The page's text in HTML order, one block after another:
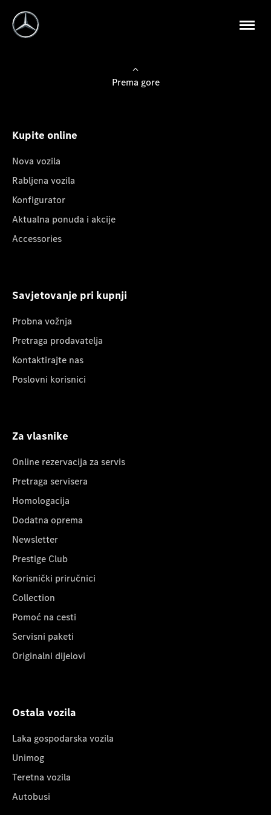
Prema gore
Kupite online
Nova vozila
Rabljena vozila
Konfigurator
Aktualna ponuda i akcije
Accessories
Savjetovanje pri kupnji
Probna vožnja
Pretraga prodavatelja
Kontaktirajte nas
Poslovni korisnici
Za vlasnike
Online rezervacija za servis
Pretraga servisera
Homologacija
Dodatna oprema
Newsletter
Prestige Club
Korisnički priručnici
Collection
Pomoć na cesti
Servisni paketi
Originalni dijelovi
Ostala vozila
Laka gospodarska vozila
Unimog
Teretna vozila
Autobusi